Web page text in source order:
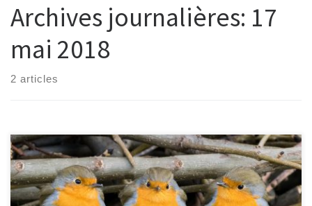
Archives journalières: 17
mai 2018
2 articles